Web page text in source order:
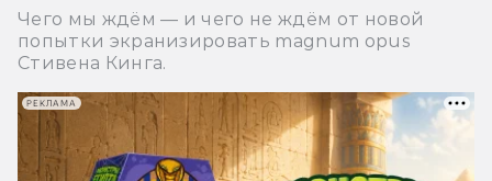
Чего мы ждём — и чего не ждём от новой
попытки экранизировать magnum opus
Стивена Кинга.
РЕКЛАМА